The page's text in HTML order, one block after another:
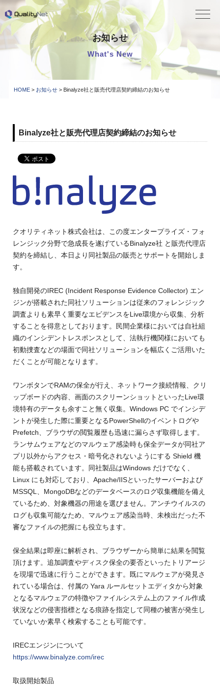
QualityNet
お知らせ
What's New
HOME> お知らせ> Binalyze社と販売代理店契約締結のお知らせ
Binalyze社と販売代理店契約締結のお知らせ
クオリティネット株式会社は、この度エンタープライズ・フォ
レンジック分野で急成長を遂げているBinalyze社 と販売代理店
契約を締結し、本日より同社製品の販売とサポートを開始しま
す。
独自開発のIREC (Incident Response Evidence Collector) エン
ジンが搭載された同社ソリューションは従来のフォレンジック
調査よりも素早く重要なエビデンスをLive環境から収集、分析
することを得意としております。民間企業様においては自社組
織のインシデントレスポンスとして、法執行機関様においても
初動捜査などの場面で同社ソリューションを幅広くご活用いた
だくことが可能となります。
ワンボタンでRAMの保全が行え、ネットワーク接続情報、クリ
ップボードの内容、画面のスクリーンショットといったLive環
境特有のデータも余すこと無く収集。Windows PC でインシデ
ントが発生した際に重要となるPowerShellのイベントログや
Prefetch、ブラウザの閲覧履歴も迅速に漏らさず取得します。
ランサムウェアなどのマルウェア感染時も保全データが同社ア
プリ以外からアクセス・暗号化されないようにする Shield 機
能も搭載されています。同社製品はWindows だけでなく、
Linux にも対応しており、Apache/IISといったサーバーおよび
MSSQL、MongoDBなどのデータベースのログ収集機能を備え
ているため、対象機器の用途を選びません。アンチウイルスの
ログも収集可能なため、マルウェア感染当時、未検出だった不
審なファイルの把握にも役立ちます。
保全結果は即座に解析され、ブラウザーから簡単に結果を閲覧
頂けます。追加調査やディスク保全の要否といったトリアージ
を現場で迅速に行うことができます。既にマルウェアが発見さ
れている場合は、付属の Yara ルールセットエディタから対象
となるマルウェアの特徴やファイルシステム上のファイル作成
状況などの侵害指標となる痕跡を指定して同種の被害が発生し
ていないか素早く検索することも可能です。
IRECエンジンについて
https://www.binalyze.com/irec
取扱開始製品